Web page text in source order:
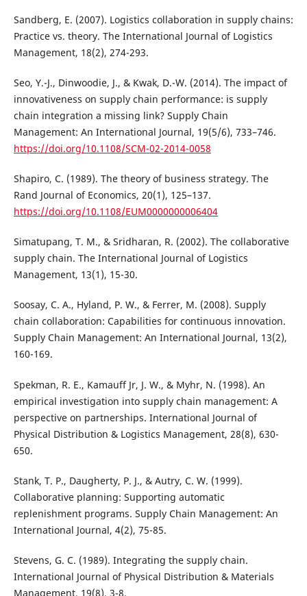
Sandberg, E. (2007). Logistics collaboration in supply chains:
Practice vs. theory. The International Journal of Logistics
Management, 18(2), 274-293.
Seo, Y.-J., Dinwoodie, J., & Kwak, D.-W. (2014). The impact of
innovativeness on supply chain performance: is supply
chain integration a missing link? Supply Chain
Management: An International Journal, 19(5/6), 733–746.
https://doi.org/10.1108/SCM-02-2014-0058
Shapiro, C. (1989). The theory of business strategy. The
Rand Journal of Economics, 20(1), 125–137.
https://doi.org/10.1108/EUM0000000006404
Simatupang, T. M., & Sridharan, R. (2002). The collaborative
supply chain. The International Journal of Logistics
Management, 13(1), 15-30.
Soosay, C. A., Hyland, P. W., & Ferrer, M. (2008). Supply
chain collaboration: Capabilities for continuous innovation.
Supply Chain Management: An International Journal, 13(2),
160-169.
Spekman, R. E., Kamauff Jr, J. W., & Myhr, N. (1998). An
empirical investigation into supply chain management: A
perspective on partnerships. International Journal of
Physical Distribution & Logistics Management, 28(8), 630-
650.
Stank, T. P., Daugherty, P. J., & Autry, C. W. (1999).
Collaborative planning: Supporting automatic
replenishment programs. Supply Chain Management: An
International Journal, 4(2), 75-85.
Stevens, G. C. (1989). Integrating the supply chain.
International Journal of Physical Distribution & Materials
Management, 19(8), 3-8.